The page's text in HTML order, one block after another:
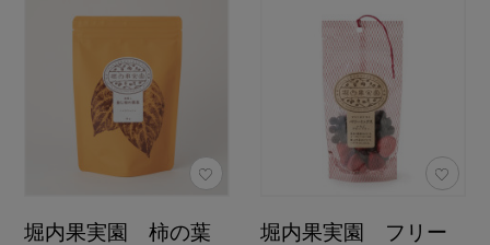
堀内果実園 柿の葉
堀内果実園 フリー